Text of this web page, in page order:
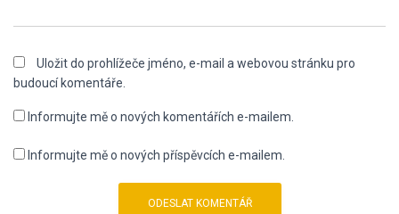
Uložit do prohlížeče jméno, e-mail a webovou stránku pro
budoucí komentáře.
Informujte mě o nových komentářích e-mailem.
Informujte mě o nových příspěvcích e-mailem.